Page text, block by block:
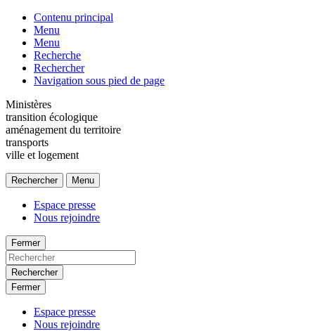
Contenu principal
Menu
Menu
Recherche
Rechercher
Navigation sous pied de page
Ministères
transition écologique
aménagement du territoire
transports
ville et logement
Rechercher Menu
Espace presse
Nous rejoindre
Fermer
Rechercher
Fermer
Espace presse
Nous rejoindre